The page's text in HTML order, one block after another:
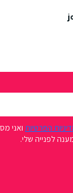
הפרטיות ואני
לפנייה שלי.